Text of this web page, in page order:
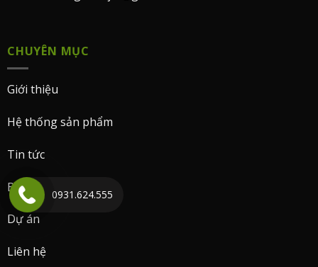
CHUYÊN MỤC
Giới thiệu
Hệ thống sản phẩm
Tin tức
Bảng màu
Dự án
Liên hệ
0931.624.555